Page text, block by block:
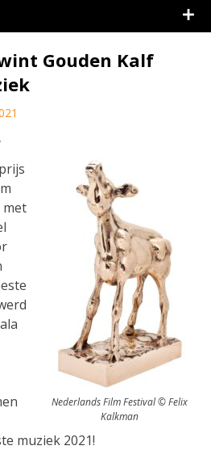
Gouden Kalf
Nederlands Film Festival © Felix
Kalkman
met
muziek 2021!